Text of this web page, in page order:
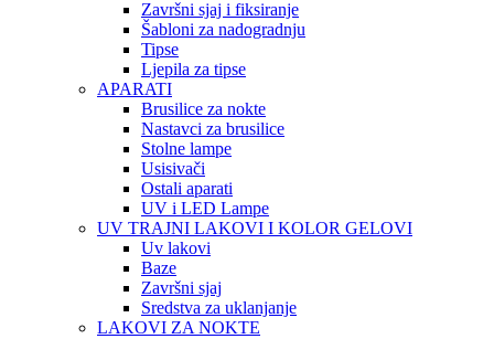
Završni sjaj i fiksiranje
Šabloni za nadogradnju
Tipse
Ljepila za tipse
APARATI
Brusilice za nokte
Nastavci za brusilice
Stolne lampe
Usisivači
Ostali aparati
UV i LED Lampe
UV TRAJNI LAKOVI I KOLOR GELOVI
Uv lakovi
Baze
Završni sjaj
Sredstva za uklanjanje
LAKOVI ZA NOKTE